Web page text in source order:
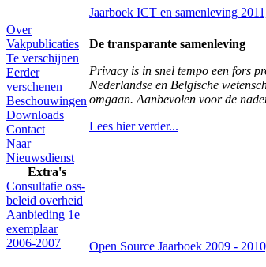
Over
Vakpublicaties
Te verschijnen
Eerder
verschenen
Beschouwingen
Downloads
Contact
Naar
Nieuwsdienst
Extra's
Consultatie oss-
beleid overheid
Aanbieding 1e
exemplaar
2006-2007
Jaarboek ICT en samenleving
De transparante samenleving
Privacy is in snel tempo een fors
Nederlandse en Belgische weten
omgaan. Aanbevolen voor de
Lees hier verder...
Open Source Jaarboek 2009 -